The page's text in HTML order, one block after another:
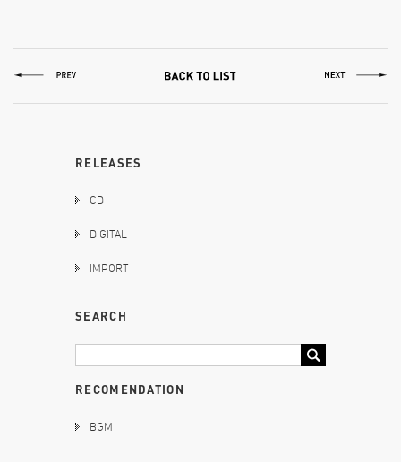
RELEASES
CD
DIGITAL
IMPORT
SEARCH
RECOMENDATION
BGM